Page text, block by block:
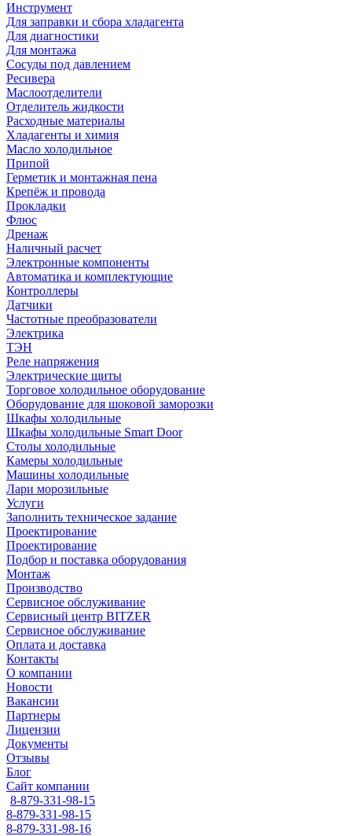
Инструмент
Для заправки и сбора хладагента
Для диагностики
Для монтажа
Сосуды под давлением
Ресивера
Маслоотделители
Отделитель жидкости
Расходные материалы
Хладагенты и химия
Масло холодильное
Припой
Герметик и монтажная пена
Крепёж и провода
Прокладки
Флюс
Дренаж
Наличный расчет
Электронные компоненты
Автоматика и комплектующие
Контроллеры
Датчики
Частотные преобразователи
Электрика
ТЭН
Реле напряжения
Электрические щиты
Торговое холодильное оборудование
Оборудование для шоковой заморозки
Шкафы холодильные
Шкафы холодильные Smart Door
Столы холодильные
Камеры холодильные
Машины холодильные
Лари морозильные
Услуги
Заполнить техническое задание
Проектирование
Проектирование
Подбор и поставка оборудования
Монтаж
Производство
Сервисное обслуживание
Сервисный центр BITZER
Сервисное обслуживание
Оплата и доставка
Контакты
О компании
Новости
Вакансии
Партнеры
Лицензии
Документы
Отзывы
Блог
Сайт компании
8-879-331-98-15
8-879-331-98-15
8-879-331-98-16